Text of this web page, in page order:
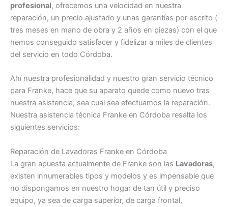
profesional, ofrecemos una velocidad en nuestra
reparación, un precio ajustado y unas garantías por escrito (
tres meses en mano de obra y 2 años en piezas) con el que
hemos conseguido satisfacer y fidelizar a miles de clientes
del servicio en todo Córdoba.
Ahí nuestra profesionalidad y nuestro gran servicio técnico
para Franke, hace que su aparato quede como nuevo tras
nuestra asistencia, sea cual sea efectuamos la reparación.
Nuestra asistencia técnica Franke en Córdoba resalta los
siguientes servicios:
Reparación de Lavadoras Franke en Córdoba
La gran apuesta actualmente de Franke son las Lavadoras,
existen innumerables tipos y modelos y es impensable que
no dispongamos en nuestro hogar de tan útil y preciso
equipo, ya sea de carga superior, de carga frontal,